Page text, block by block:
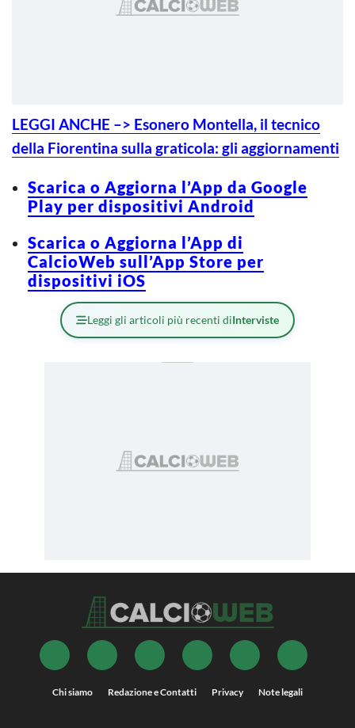
LEGGI ANCHE –> Esonero Montella, il tecnico
della Fiorentina sulla graticola: gli aggiornamenti
Scarica o Aggiorna l’App da Google
Play per dispositivi Android
Scarica o Aggiorna l’App di
CalcioWeb sull’App Store per
dispositivi iOS
Leggi gli articoli più recenti diInterviste
Chi siamo Redazione e Contatti Privacy Note legali